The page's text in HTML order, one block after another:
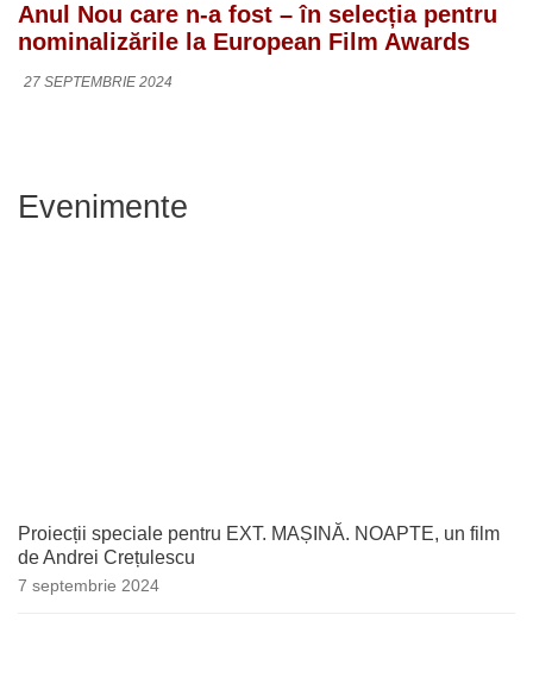
Anul Nou care n-a fost – în selecția pentru
nominalizările la European Film Awards
27 SEPTEMBRIE 2024
Evenimente
Proiecții speciale pentru EXT. MAȘINĂ. NOAPTE, un film
de Andrei Crețulescu
7 septembrie 2024